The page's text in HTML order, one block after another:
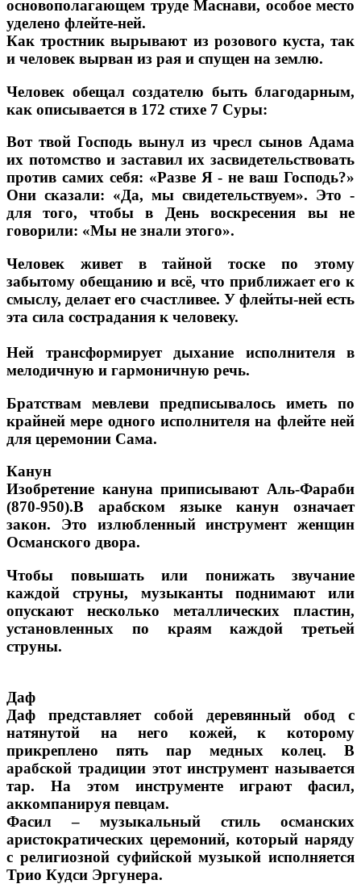
основополагающем труде Маснави, особое место
уделено флейте-ней.
Как тростник вырывают из розового куста, так
и человек вырван из рая и спущен на землю.
Человек обещал создателю быть благодарным,
как описывается в 172 стихе 7 Суры:
Вот твой Господь вынул из чресл сынов Адама
их потомство и заставил их засвидетельствовать
против самих себя: «Разве Я - не ваш Господь?»
Они сказали: «Да, мы свидетельствуем». Это -
для того, чтобы в День воскресения вы не
говорили: «Мы не знали этого».
Человек живет в тайной тоске по этому
забытому обещанию и всё, что приближает его к
смыслу, делает его счастливее. У флейты-ней есть
эта сила сострадания к человеку.
Ней трансформирует дыхание исполнителя в
мелодичную и гармоничную речь.
Братствам мевлеви предписывалось иметь по
крайней мере одного исполнителя на флейте ней
для церемонии Сама.
Канун
Изобретение кануна приписывают Аль-Фараби
(870-950).В арабском языке канун означает
закон. Это излюбленный инструмент женщин
Османского двора.
Чтобы повышать или понижать звучание
каждой струны, музыканты поднимают или
опускают несколько металлических пластин,
установленных по краям каждой третьей
струны.
Даф
Даф представляет собой деревянный обод с
натянутой на него кожей, к которому
прикреплено пять пар медных колец. В
арабской традиции этот инструмент называется
тар. На этом инструменте играют фасил,
аккомпанируя певцам.
Фасил – музыкальный стиль османских
аристократических церемоний, который наряду
с религиозной суфийской музыкой исполняется
Трио Кудси Эргунера.